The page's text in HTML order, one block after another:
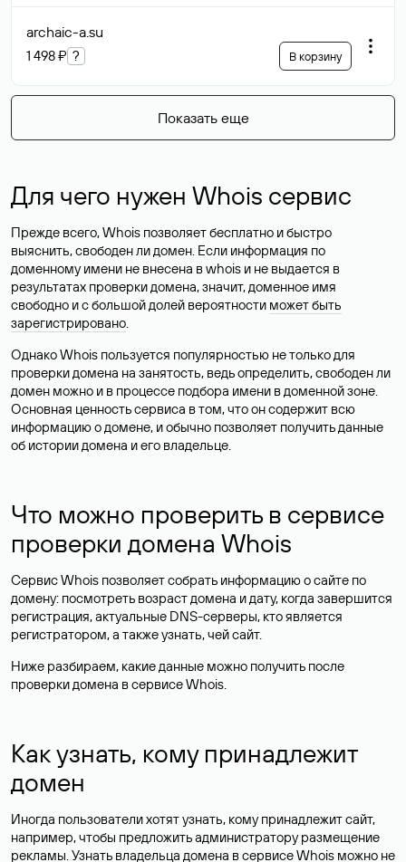
archaic-a.su
1 498 ₽ ? В корзину
Показать еще
Для чего нужен Whois сервис
Прежде всего, Whois позволяет бесплатно и быстро
выяснить, свободен ли домен. Если информация по
доменному имени не внесена в whois и не выдается в
результатах проверки домена, значит, доменное имя
свободно и с большой долей вероятности может быть
зарегистрировано.
Однако Whois пользуется популярностью не только для
проверки домена на занятость, ведь определить, свободен ли
домен можно и в процессе подбора имени в доменной зоне.
Основная ценность сервиса в том, что он содержит всю
информацию о домене, и обычно позволяет получить данные
об истории домена и его владельце.
Что можно проверить в сервисе
проверки домена Whois
Сервис Whois позволяет собрать информацию о сайте по
домену: посмотреть возраст домена и дату, когда завершится
регистрация, актуальные DNS-серверы, кто является
регистратором, а также узнать, чей сайт.
Ниже разбираем, какие данные можно получить после
проверки домена в сервисе Whois.
Как узнать, кому принадлежит
домен
Иногда пользователи хотят узнать, кому принадлежит сайт,
например, чтобы предложить администратору размещение
рекламы. Узнать владельца домена в сервисе Whois можно не